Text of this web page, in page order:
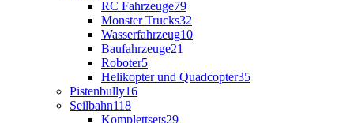
RC Fahrzeuge79
Monster Trucks32
Wasserfahrzeug10
Baufahrzeuge21
Roboter5
Helikopter und Quadcopter35
Pistenbully16
Seilbahn118
Komplettsets29